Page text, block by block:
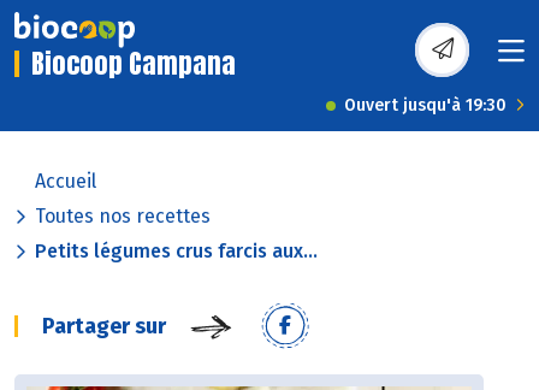
Biocoop Campana
Ouvert jusqu'à 19:30
Accueil
Toutes nos recettes
Petits légumes crus farcis aux...
Partager sur